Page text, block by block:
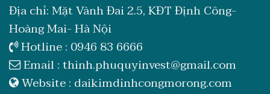
Địa chỉ: Mặt Vành Đai 2.5, KĐT Định Công-
Hoàng Mai- Hà Nội
Hotline : 0946 83 6666
Email :thinh.phuquyinvest@gmail.com
Website : daikimdinhcongmorong.com